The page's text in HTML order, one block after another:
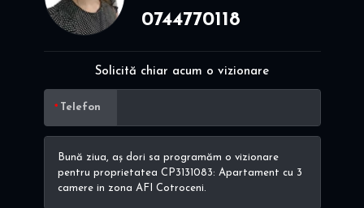
0744770118
Solicită chiar acum o vizionare
Telefon